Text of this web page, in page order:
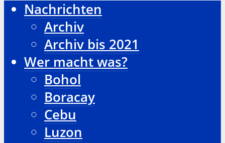
Nachrichten
Archiv
Archiv bis 2021
Wer macht was?
Bohol
Boracay
Cebu
Luzon